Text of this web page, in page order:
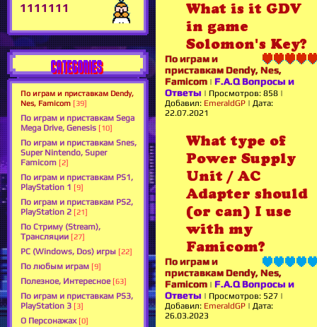
1111111
CATEGORIES
По играм и приставкам Dendy,
Nes, Famicom [39]
По играм и приставкам Sega
Mega Drive, Genesis [10]
По играм и приставкам Snes,
Super Nintendo, Super
Famicom [2]
По играм и приставкам PS1,
PlayStation 1 [9]
По играм и приставкам PS2,
PlayStation 2 [21]
По Стриму (Stream),
Трансляции [27]
PC (Windows, Dos) игры [22]
По любым играм [9]
Полезное, Интересное [63]
По играм и приставкам PS3,
PlayStation 3 [3]
О Персонажах [0]
What is it GDV
in game
Solomon's Key?
По играм и
приставкам Dendy, Nes,
Famicom | F.A.Q Вопросы и
Ответы | Просмотров: 858 |
Добавил: EmeraldGP | Дата:
22.07.2021
What type of
Power Supply
Unit / AC
Adapter should
(or can) I use
with my
Famicom?
По играм и
приставкам Dendy, Nes,
Famicom | F.A.Q Вопросы и
Ответы | Просмотров: 527 |
Добавил: EmeraldGP | Дата:
26.03.2023